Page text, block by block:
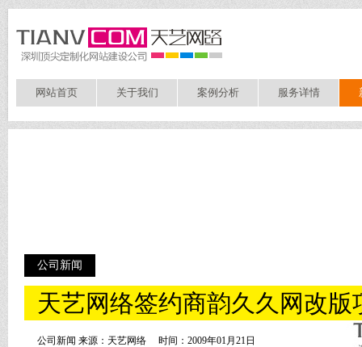
网站首页 关于我们 案例分析 服务详情
公司新闻
天艺网络签约商韵久久网改版
公司新闻 来源：天艺网络 时间：2009年01月21日